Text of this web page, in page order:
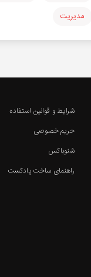
مدیریت
شرایط و قوانین استفاده
حریم خصوصی
شنوباکس
راهنمای ساخت پادکست